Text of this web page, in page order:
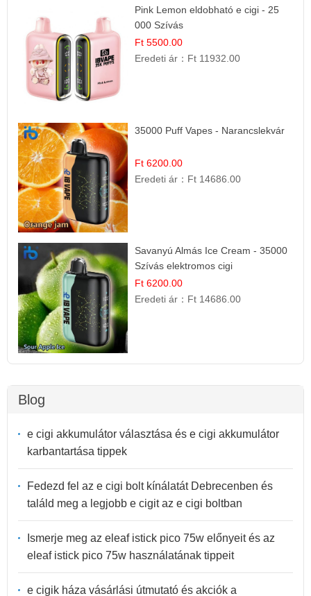
Pink Lemon eldobható e cigi - 25
000 Szívás
Ft 5500.00
Eredeti ár： Ft 11932.00
35000 Puff Vapes - Narancslekvár
Ft 6200.00
Eredeti ár： Ft 14686.00
Savanyú Almás Ice Cream - 35000
Szívás elektromos cigi
Ft 6200.00
Eredeti ár： Ft 14686.00
Blog
e cigi akkumulátor választása és e cigi akkumulátor
karbantartása tippek
Fedezd fel az e cigi bolt kínálatát Debrecenben és
találd meg a legjobb e cigit az e cigi boltban
Ismerje meg az eleaf istick pico 75w előnyeit és az
eleaf istick pico 75w használatának tippeit
e cigik háza vásárlási útmutató és akciók a